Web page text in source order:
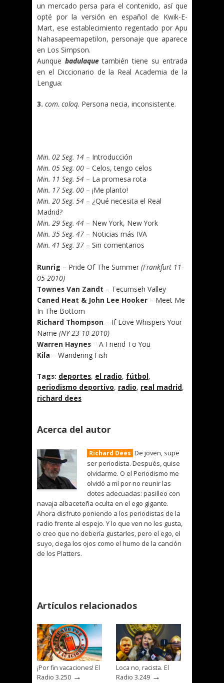
un mercado persa para el contenido, así que
opté por la versión en español de Kwik-E-
Mart, ese establecimiento regentado por Apu
Nahasapeemapetilon, personaje que aparece
en Los Simpson.
Aunque badulaquetambién tiene su entrada
en el Diccionario de la Real Academia de la
Lengua:
3. com. coloq. Persona necia, inconsistente.
Min. 02 Seg. 14 – Introducción
Min. 05 Seg. 00 – Celos, tengo celos
Min. 11 Seg. 54 – La promesa rota
Min. 17 Seg. 00 – ¡Me planto!
Min. 20 Seg. 54 – ¿Qué necesita el Real
Madrid?
Min. 29 Seg. 44 – New York, New York
Min. 35 Seg. 47 – Noticias más IVA
Min. 41 Seg. 37 – Sin comentarios
Runrig – Pride Of The Summer (Frankfurt 11-
05-2010)
Townes Van Zandt – Tecumseh Valley
Caned Heat & John Lee Hooker – Meet Me
In The Bottom
Richard Thompson – If Love Whispers Your
Name (NY 23-10-2010)
Warren Haynes – A Friend To You
Kila – Wandering Fish
Tags: deportes, el radio, fútbol,
periodismo deportivo, radio, real madrid,
richard dees
Acerca del autor
Richard Dees De joven, supe
ser periodista. Después, quise
olvidarme. O el Periodismo me
olvidó a mí por no reunir las
dotes adecuadas: pasilleo con
navaja albaceteña oculta en el ego gigante.
Ahora disfruto poniendo a los periodistas de la
radio frente al espejo. Y lo que ven no les gusta,
o creo que no debería gustarles, pero el ego, el
suyo, ciega los ojos como el humo de la canción
de los Platters.
Artículos relacionados
¡Por fin vacaciones! El
Radio 3.250 →
Loca no, racista. El
Radio 3.249 →